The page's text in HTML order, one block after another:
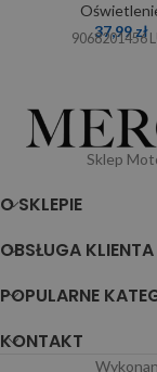
37,99zł
9068201456
Sklep
O SKLEPIE
OBSŁUGA KLIENTA
POPULARNE
KONTAKT